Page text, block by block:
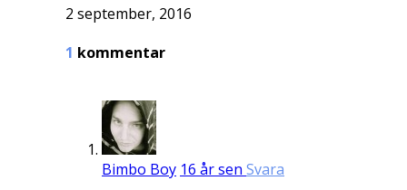
2 september, 2016
1 kommentar
Bimbo Boy 16 år sen Svara